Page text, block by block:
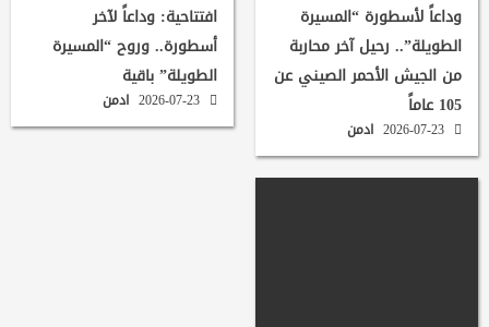
وداعاً لأسطورة “المسيرة
الطويلة”.. رحيل آخر محاربة
من الجيش الأحمر الصيني عن
105 عاماً
ادمن
افتتاحية: وداعاً لآخر
أسطورة.. وروح “المسيرة
الطويلة” باقية
ادمن